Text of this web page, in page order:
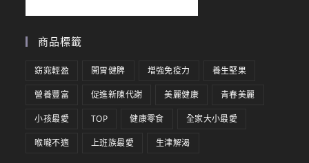
商品標籤
窈窕輕盈 開胃健脾 增強免疫力 養生堅果
營養豐富 促進新陳代謝 美麗健康 青春美麗
小孩最愛 TOP 健康零食 全家大小最愛
喉嚨不適 上班族最愛 生津解渴